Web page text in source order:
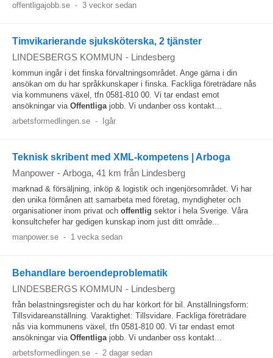
offentligajobb.se - 3 veckor sedan
Timvikarierande sjuksköterska, 2 tjänster
LINDESBERGS KOMMUN - Lindesberg
kommun ingår i det finska förvaltningsområdet. Ange gärna i din
ansökan om du har språkkunskaper i finska. Fackliga företrädare nås
via kommunens växel, tfn 0581-810 00. Vi tar endast emot
ansökningar via Offentligajobb. Vi undanber oss kontakt...
arbetsformedlingen.se - Igår
Teknisk skribent med XML-kompetens | Arboga
Manpower - Arboga, 41 km från Lindesberg
marknad & försäljning, inköp & logistik och ingenjörsområdet. Vi har
den unika förmånen att samarbeta med företag, myndigheter och
organisationer inom privat och offentlig sektor i hela Sverige. Våra
konsultchefer har gedigen kunskap inom just ditt område...
manpower.se - 1 vecka sedan
Behandlare beroendeproblematik
LINDESBERGS KOMMUN - Lindesberg
från belastningsregister och du har körkort för bil. Anställningsform:
Tillsvidareanställning. Varaktighet: Tillsvidare. Fackliga företrädare
nås via kommunens växel, tfn 0581-810 00. Vi tar endast emot
ansökningar via Offentligajobb. Vi undanber oss kontakt...
arbetsformedlingen.se - 2 dagar sedan